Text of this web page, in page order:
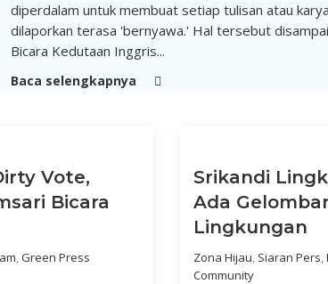
diperdalam untuk membuat setiap tulisan atau
dilaporkan terasa 'bernyawa.' Hal tersebut
Bicara Kedutaan Inggris...
Baca selengkapnya
Vote,
Bicara
,Green Press
Srikandi
Ada
Lingkungan
Zona Hijau, Siaran Pers,
Community